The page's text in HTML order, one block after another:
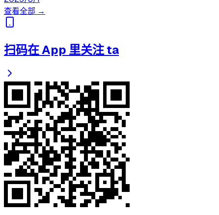
查看全部 →
扫码在 App 里关注 ta